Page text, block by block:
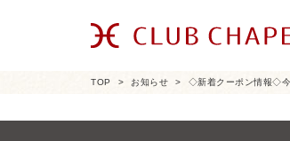
TOP お知らせ ◇新着クーポン情報◇今